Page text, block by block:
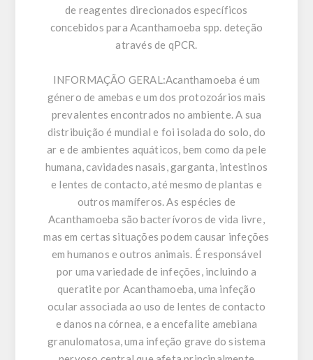
de reagentes direcionados específicos
concebidos para Acanthamoeba spp. deteção
através de qPCR.
INFORMAÇÃO GERAL:Acanthamoeba é um
género de amebas e um dos protozoários mais
prevalentes encontrados no ambiente. A sua
distribuição é mundial e foi isolada do solo, do
ar e de ambientes aquáticos, bem como da pele
humana, cavidades nasais, garganta, intestinos
e lentes de contacto, até mesmo de plantas e
outros mamíferos. As espécies de
Acanthamoeba são bacterívoros de vida livre,
mas em certas situações podem causar infeções
em humanos e outros animais. É responsável
por uma variedade de infeções, incluindo a
queratite por Acanthamoeba, uma infeção
ocular associada ao uso de lentes de contacto
e danos na córnea, e a encefalite amebiana
granulomatosa, uma infeção grave do sistema